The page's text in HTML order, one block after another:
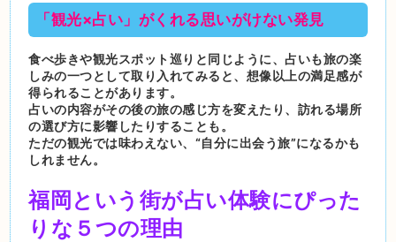
「観光×占い」がくれる思いがけない発見
食べ歩きや観光スポット巡りと同じように、占いも旅の楽
しみの一つとして取り入れてみると、想像以上の満足感が
得られることがあります。
占いの内容がその後の旅の感じ方を変えたり、訪れる場所
の選び方に影響したりすることも。
ただの観光では味わえない、“自分に出会う旅”になるかも
しれません。
福岡という街が占い体験にぴった
りな５つの理由